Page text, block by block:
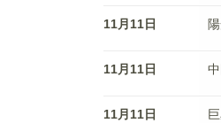
11月11日
11月11日
11月11日